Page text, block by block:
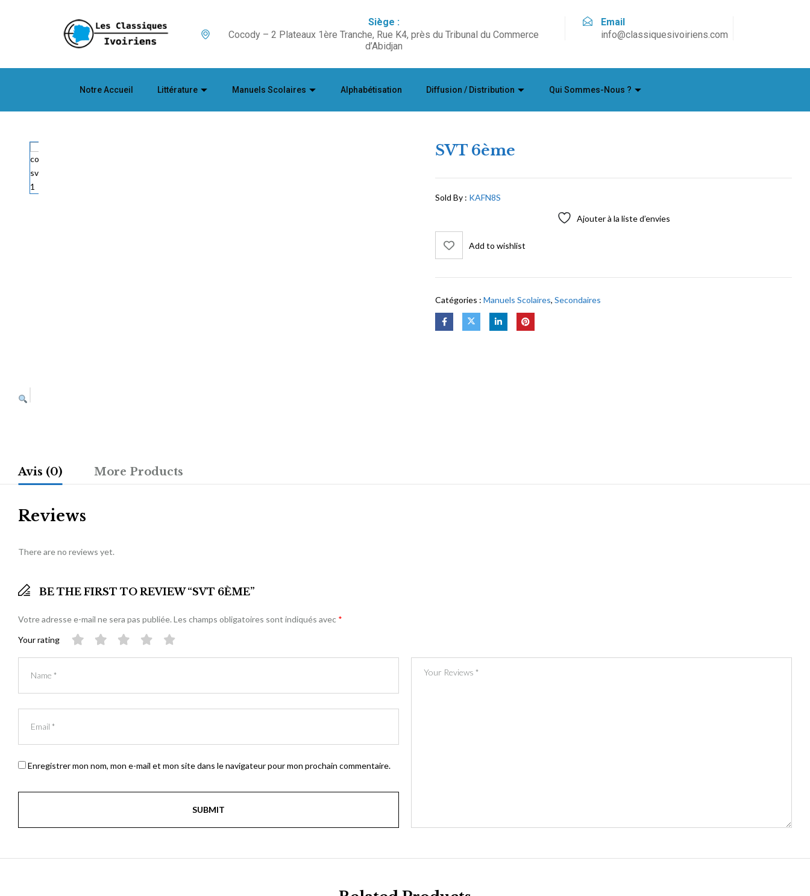
Siège :
Cocody – 2 Plateaux 1ère Tranche, Rue K4, près du Tribunal du Commerce
d’Abidjan
Email
info@classiquesivoiriens.com
Notre Accueil Littérature Manuels Scolaires Alphabétisation Diffusion / Distribution Qui Sommes-Nous ?
SVT 6ème
Sold By : KAFN8S
Ajouter à la liste d’envies
Add to wishlist
Catégories : Manuels Scolaires, Secondaires
Avis (0) More Products
Reviews
There are no reviews yet.
BE THE FIRST TO REVIEW “SVT 6ÈME”
Votre adresse e-mail ne sera pas publiée. Les champs obligatoires sont indiqués avec *
Your rating
Enregistrer mon nom, mon e-mail et mon site dans le navigateur pour mon prochain commentaire.